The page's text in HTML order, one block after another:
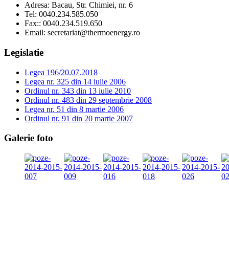
Adresa: Bacau, Str. Chimiei, nr. 6
Tel: 0040.234.585.050
Fax:: 0040.234.519.650
Email: secretariat@thermoenergy.ro
Legislatie
Legea 196/20.07.2018
Legea nr. 325 din 14 iulie 2006
Ordinul nr. 343 din 13 iulie 2010
Ordinul nr. 483 din 29 septembrie 2008
Legea nr. 51 din 8 martie 2006
Ordinul nr. 91 din 20 martie 2007
Galerie foto